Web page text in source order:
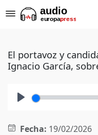
El portavoz y
Ignacio García,
Fecha: 19/02/2026